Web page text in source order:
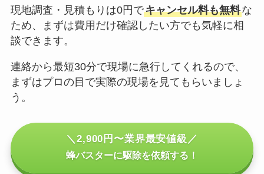
現地調査・見積もりは0円でキャンセル料も無料な
ため、まずは費用だけ確認したい方でも気軽に相
談できます。
連絡から最短30分で現場に急行してくれるので、
まずはプロの目で実際の現場を見てもらいましょ
う。
＼2,900円〜業界最安値級／
蜂バスターに駆除を依頼する！